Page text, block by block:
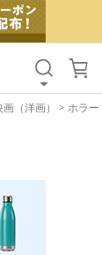
（洋画） ホラー
すべて
すべて